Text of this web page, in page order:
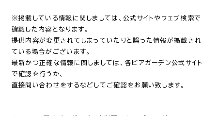
※掲載している情報に関しましては、公式サイトやウェブ検索で
確認した内容となります。
提供内容が変更されてしまっていたりと誤った情報が掲載され
ている場合がございます。
最新かつ正確な情報に関しましては、各ビアガーデン公式サイト
で確認を行うか、
直接問い合わせをするなどしてご確認をお願い致します。